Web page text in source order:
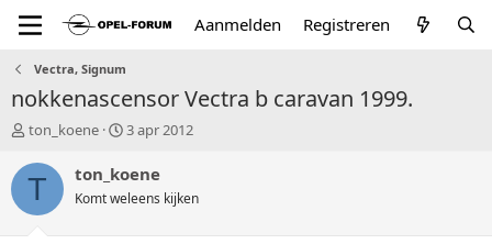
Aanmelden Registreren
Vectra, Signum
nokkenascensor Vectra b caravan 1999.
T
p
ton_koene
S
a
r
t
3 apr 2012
T ton_koene
Komt weleens kijken